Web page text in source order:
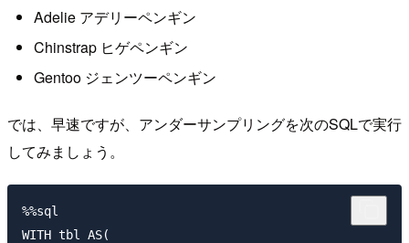
Adelie アデリーペンギン
Chinstrap ヒゲペンギン
Gentoo ジェンツーペンギン
では、早速ですが、アンダーサンプリングを次のSQLで実行
してみましょう。
%%sql
WITH tbl AS(